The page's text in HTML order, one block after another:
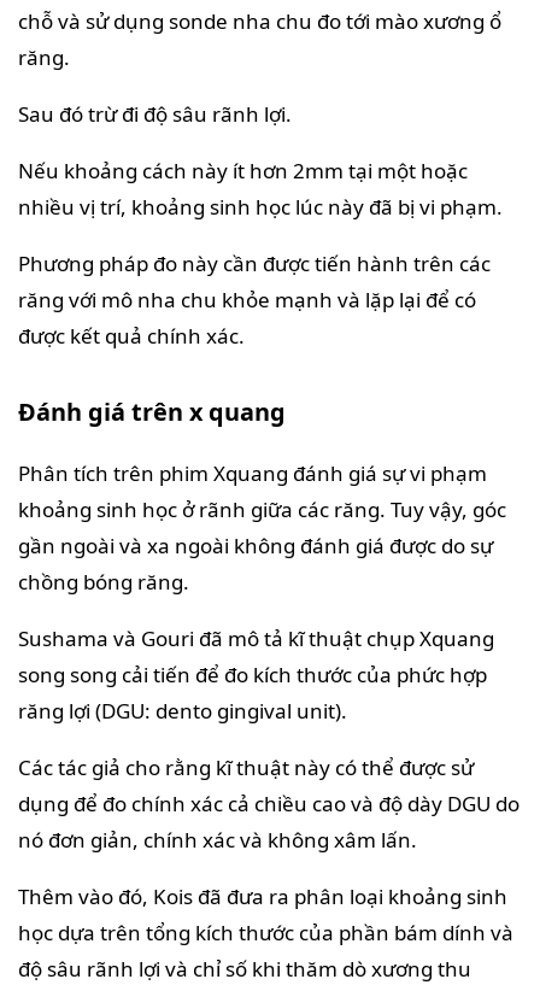
chỗ và sử dụng sonde nha chu đo tới mào xương ổ
răng.
Sau đó trừ đi độ sâu rãnh lợi.
Nếu khoảng cách này ít hơn 2mm tại một hoặc
nhiều vị trí, khoảng sinh học lúc này đã bị vi phạm.
Phương pháp đo này cần được tiến hành trên các
răng với mô nha chu khỏe mạnh và lặp lại để có
được kết quả chính xác.
Đánh giá trên x quang
Phân tích trên phim Xquang đánh giá sự vi phạm
khoảng sinh học ở rãnh giữa các răng. Tuy vậy, góc
gần ngoài và xa ngoài không đánh giá được do sự
chồng bóng răng.
Sushama và Gouri đã mô tả kĩ thuật chụp Xquang
song song cải tiến để đo kích thước của phức hợp
răng lợi (DGU: dento gingival unit).
Các tác giả cho rằng kĩ thuật này có thể được sử
dụng để đo chính xác cả chiều cao và độ dày DGU do
nó đơn giản, chính xác và không xâm lấn.
Thêm vào đó, Kois đã đưa ra phân loại khoảng sinh
học dựa trên tổng kích thước của phần bám dính và
độ sâu rãnh lợi và chỉ số khi thăm dò xương thu